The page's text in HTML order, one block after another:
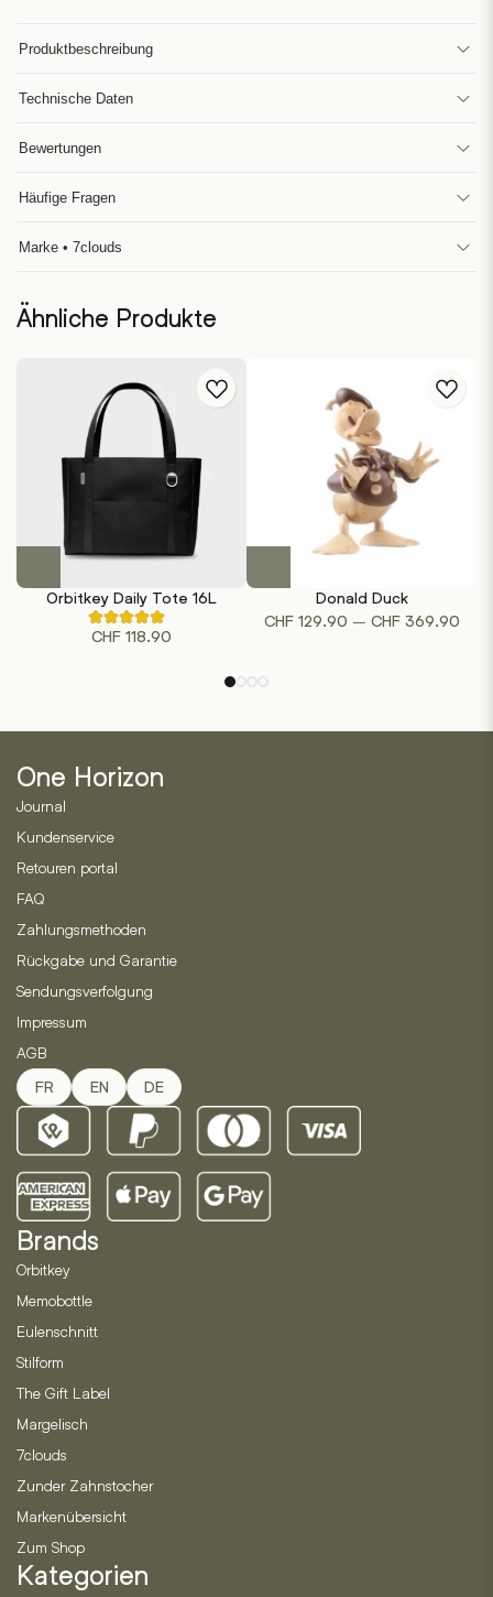
Produktbeschreibung
Technische Daten
Bewertungen
Häufige Fragen
Marke • 7clouds
Ähnliche Produkte
Dieses
weist
mehrere
auf
der
gewählt
werden
Orbitkey Daily Tote 16L
Rated
4.80
5
CHF 118.90
Dieses
weist
mehrere
Donald Duck
CHF129.90 – CHF369.90
One Horizon
Journal
Kundenservice
Retouren portal
FAQ
Zahlungsmethoden
Rückgabe und Garantie
Sendungsverfolgung
Impressum
AGB
FR EN DE
Brands
Orbitkey
Memobottle
Eulenschnitt
Stilform
The Gift Label
Margelisch
7clouds
Zunder Zahnstocher
Markenübersicht
Zum Shop
Kategorien